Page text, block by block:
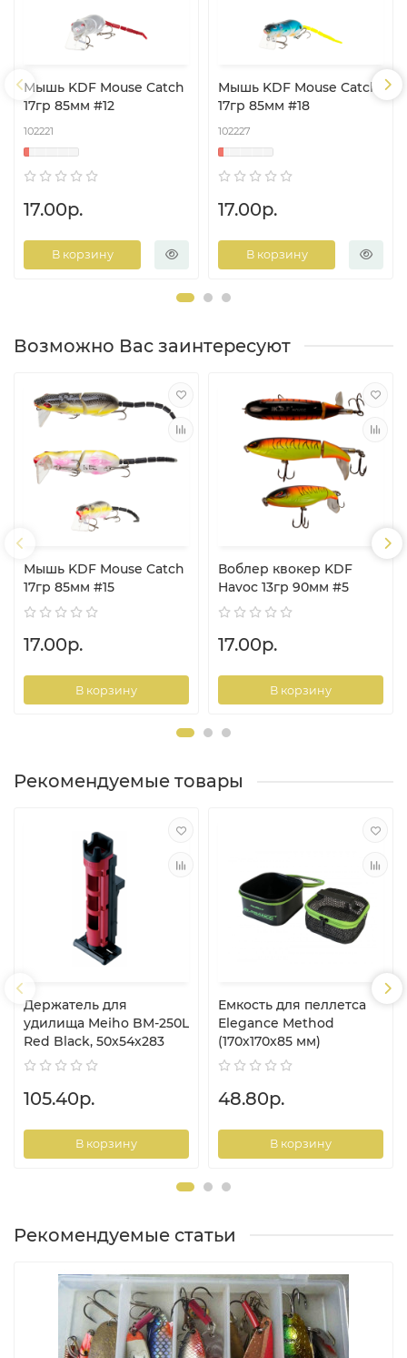
Мышь KDF Mouse Catch
17гр 85мм #12
102221
17.00р.
В корзину
Мышь KDF Mouse Catch
17гр 85мм #18
102227
17.00р.
В корзину
Возможно Вас заинтересуют
Мышь KDF Mouse Catch
17гр 85мм #15
17.00р.
В корзину
Воблер квокер KDF
Havoc 13гр 90мм #5
17.00р.
В корзину
Рекомендуемые товары
Держатель для
удилища Meiho BM-250L
Red Black, 50х54х283
105.40р.
В корзину
Емкость для пеллетса
Elegance Method
(170х170х85 мм)
48.80р.
В корзину
Рекомендуемые статьи